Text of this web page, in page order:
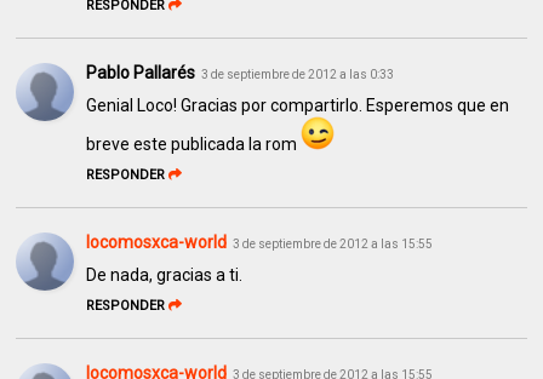
RESPONDER
Pablo Pallarés 3 de septiembre de 2012 a las 0:33
Genial Loco! Gracias por compartirlo. Esperemos que en
breve este publicada la rom
RESPONDER
locomosxca-world 3 de septiembre de 2012 a las 15:55
De nada, gracias a ti.
RESPONDER
locomosxca-world 3 de septiembre de 2012 a las 15:55